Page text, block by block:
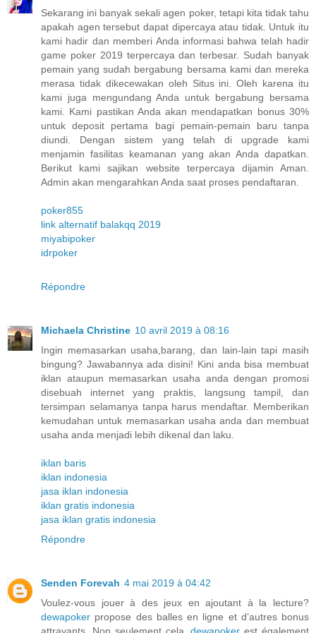
Sekarang ini banyak sekali agen poker, tetapi kita tidak tahu
apakah agen tersebut dapat dipercaya atau tidak. Untuk itu
kami hadir dan memberi Anda informasi bahwa telah hadir
game poker 2019 terpercaya dan terbesar. Sudah banyak
pemain yang sudah bergabung bersama kami dan mereka
merasa tidak dikecewakan oleh Situs ini. Oleh karena itu
kami juga mengundang Anda untuk bergabung bersama
kami. Kami pastikan Anda akan mendapatkan bonus 30%
untuk deposit pertama bagi pemain-pemain baru tanpa
diundi. Dengan sistem yang telah di upgrade kami
menjamin fasilitas keamanan yang akan Anda dapatkan.
Berikut kami sajikan website terpercaya dijamin Aman.
Admin akan mengarahkan Anda saat proses pendaftaran.
poker855
link alternatif balakqq 2019
miyabipoker
idrpoker
Répondre
Michaela Christine 10 avril 2019 à 08:16
Ingin memasarkan usaha,barang, dan lain-lain tapi masih
bingung? Jawabannya ada disini! Kini anda bisa membuat
iklan ataupun memasarkan usaha anda dengan promosi
disebuah internet yang praktis, langsung tampil, dan
tersimpan selamanya tanpa harus mendaftar. Memberikan
kemudahan untuk memasarkan usaha anda dan membuat
usaha anda menjadi lebih dikenal dan laku.
iklan baris
iklan indonesia
jasa iklan indonesia
iklan gratis indonesia
jasa iklan gratis indonesia
Répondre
Senden Forevah 4 mai 2019 à 04:42
Voulez-vous jouer à des jeux en ajoutant à la lecture?
dewapoker propose des balles en ligne et d’autres bonus